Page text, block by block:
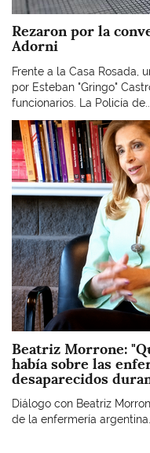
Rezaron por la
Adorni
Frente a la Casa Rosada,
por Esteban "Gringo"
funcionarios. La Policía de...
Imagen
Beatriz Morrone:
había sobre las
desaparecidos
Diálogo con Beatriz
de la enfermería argentina.